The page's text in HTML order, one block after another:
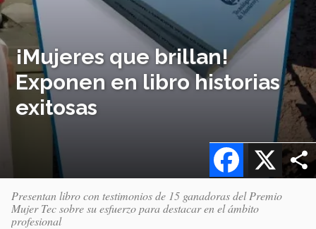
¡Mujeres que brillan!
Exponen en libro historias
exitosas
X
Facebook
Presentan libro con testimonios de 15 ganadoras del Premio
Mujer Tec sobre su esfuerzo para destacar en el ámbito
profesional